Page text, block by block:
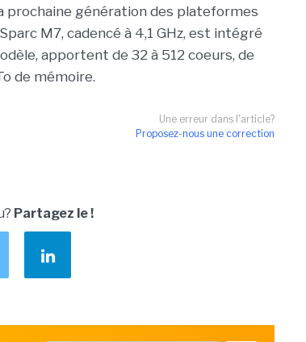
génération des plateformes
M7, cadencé à 4,1 GHz, est intégré
apportent de 32 à 512 coeurs, de
de mémoire.
Une erreur dans l'article?
Proposez-nous une correction
Partagez le !